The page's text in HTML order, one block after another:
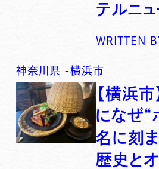
テルニュ
WRITTEN
神奈川県 -横浜市
【横浜
になぜ“
名に刻
歴史と